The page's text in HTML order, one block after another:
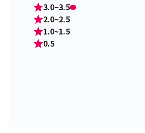
3.0~3.5
2.0~2.5
1.0~1.5
0.5